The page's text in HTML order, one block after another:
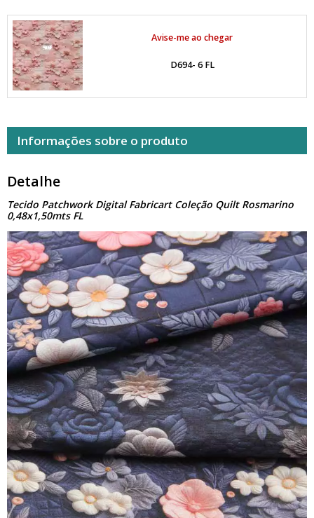
Avise-me ao chegar
D694- 6 FL
Informações sobre o produto
Detalhe
Tecido Patchwork Digital Fabricart Coleção Quilt Rosmarino
0,48x1,50mts FL